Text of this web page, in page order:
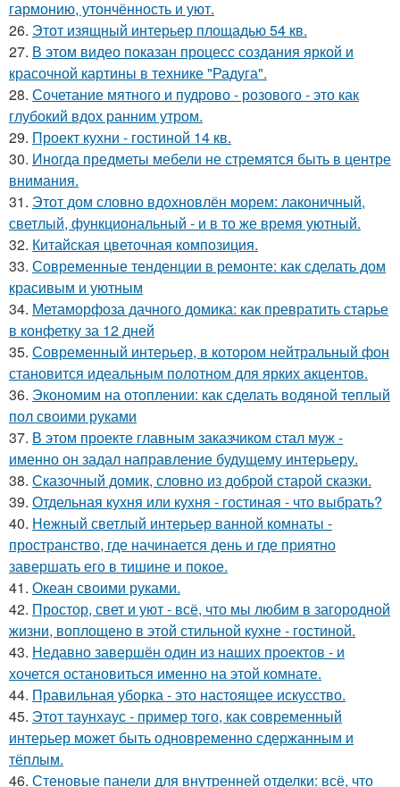
гармонию, утончённость и уют.
26. Этот изящный интерьер площадью 54 кв.
27. В этом видео показан процесс создания яркой и
красочной картины в технике "Радуга".
28. Сочетание мятного и пудрово - розового - это как
глубокий вдох ранним утром.
29. Проект кухни - гостиной 14 кв.
30. Иногда предметы мебели не стремятся быть в центре
внимания.
31. Этот дом словно вдохновлён морем: лаконичный,
светлый, функциональный - и в то же время уютный.
32. Китайская цветочная композиция.
33. Современные тенденции в ремонте: как сделать дом
красивым и уютным
34. Метаморфоза дачного домика: как превратить старье
в конфетку за 12 дней
35. Современный интерьер, в котором нейтральный фон
становится идеальным полотном для ярких акцентов.
36. Экономим на отоплении: как сделать водяной теплый
пол своими руками
37. В этом проекте главным заказчиком стал муж -
именно он задал направление будущему интерьеру.
38. Сказочный домик, словно из доброй старой сказки.
39. Отдельная кухня или кухня - гостиная - что выбрать?
40. Нежный светлый интерьер ванной комнаты -
пространство, где начинается день и где приятно
завершать его в тишине и покое.
41. Океан своими руками.
42. Простор, свет и уют - всё, что мы любим в загородной
жизни, воплощено в этой стильной кухне - гостиной.
43. Недавно завершён один из наших проектов - и
хочется остановиться именно на этой комнате.
44. Правильная уборка - это настоящее искусство.
45. Этот таунхаус - пример того, как современный
интерьер может быть одновременно сдержанным и
тёплым.
46. Стеновые панели для внутренней отделки: всё, что